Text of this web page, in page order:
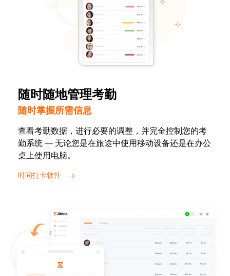
随时随地管理考勤
随时掌握所需信息
查看考勤数据，进行必要的调整，并完全控制您的考
勤系统 — 无论您是在旅途中使用移动设备还是在办公
桌上使用电脑。
时间打卡软件